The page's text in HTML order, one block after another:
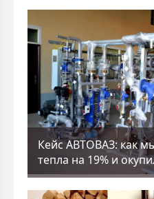
Кейс АВТОВАЗ: как
тепла на 19% и